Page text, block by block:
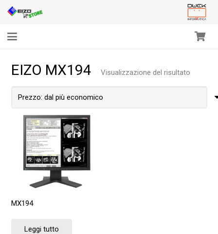
EIZO MX194 Visualizzazione del risultato
MX194
Leggi tutto